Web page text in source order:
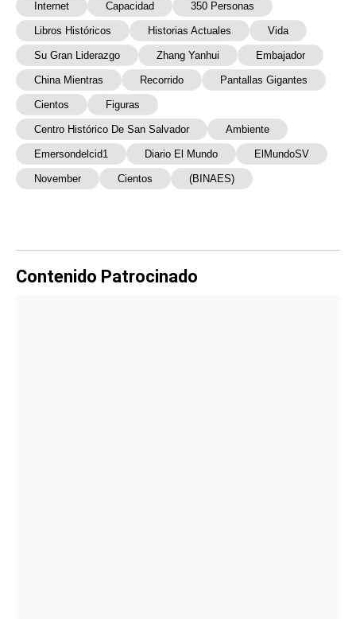
Internet Capacidad 350 Personas
Libros Históricos Historias Actuales Vida
Su Gran Liderazgo Zhang Yanhui Embajador
China Mientras Recorrido Pantallas Gigantes
Cientos Figuras
Centro Histórico De San Salvador Ambiente
Emersondelcid1 Diario El Mundo ElMundoSV
November Cientos (BINAES)
Contenido Patrocinado